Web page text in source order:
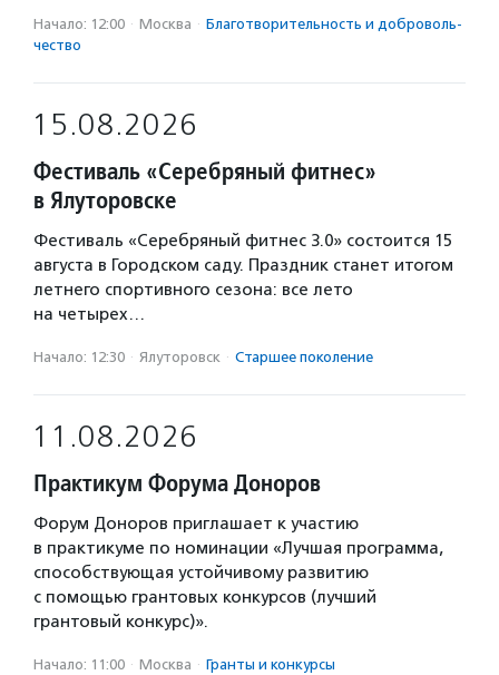
Начало: 12:00 · Москва · Благотвори­тель­ность и доброволь­
чест­во
15.08.2026
Фестиваль «Серебряный фитнес»
в Ялуторовске
Фестиваль «Серебряный фитнес 3.0» состоится 15
августа в Городском саду. Праздник станет итогом
летнего спортивного сезона: все лето
на четырех…
Начало: 12:30 · Ялуторовск · Старшее поколение
11.08.2026
Практикум Форума Доноров
Форум Доноров приглашает к участию
в практикуме по номинации «Лучшая программа,
способствующая устойчивому развитию
с помощью грантовых конкурсов (лучший
грантовый конкурс)».
Начало: 11:00 · Москва · Гранты и конкурсы